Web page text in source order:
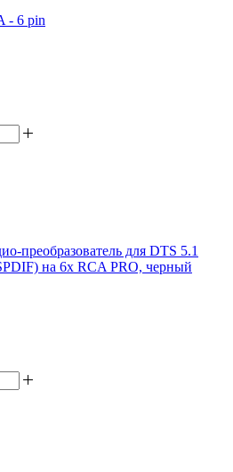
- 6 pin
преобразователь для DTS 5.1
на 6x RCA PRO, черный